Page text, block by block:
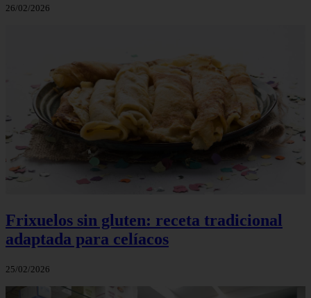
26/02/2026
Frixuelos sin gluten: receta tradicional
adaptada para celíacos
25/02/2026